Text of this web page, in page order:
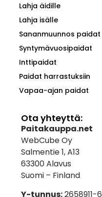
Lahja äidille
Lahja isälle
Sananmuunnos paidat
Syntymävuosipaidat
Inttipaidat
Paidat harrastuksiin
Vapaa-ajan paidat
Ota yhteyttä:
Paitakauppa.net
WebCube Oy
Salmentie 1, A13
63300 Alavus
Suomi – Finland
Y-tunnus:2658911-6